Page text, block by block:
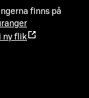
finns på
ny flik